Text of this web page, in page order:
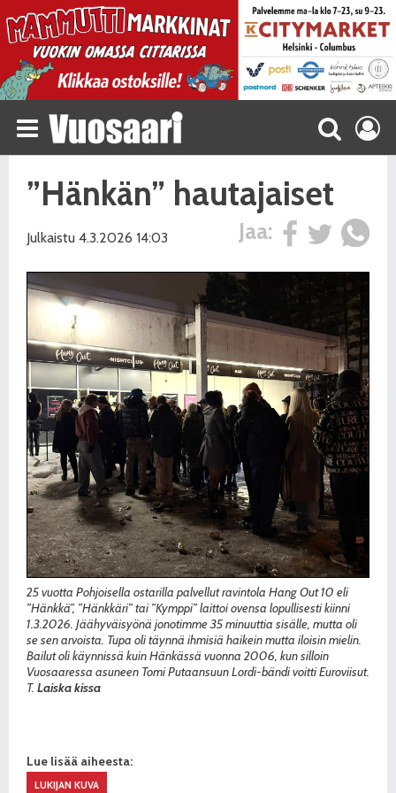
”Hänkän” hautajaiset
Jaa:
Julkaistu 4.3.2026 14:03
25 vuotta Pohjoisella ostarilla palvellut ravintola Hang Out 10 eli
”Hänkkä”, ”Hänkkäri” tai ”Kymppi” laittoi ovensa lopullisesti kiinni
1.3.2026. Jäähyväisyönä jonotimme 35 minuuttia sisälle, mutta oli
se sen arvoista. Tupa oli täynnä ihmisiä haikein mutta iloisin mielin.
Bailut oli käynnissä kuin Hänkässä vuonna 2006, kun silloin
Vuosaaressa asuneen Tomi Putaansuun Lordi-bändi voitti Euroviisut.
T. Laiska kissa
Lue lisää aiheesta:
LUKIJAN KUVA